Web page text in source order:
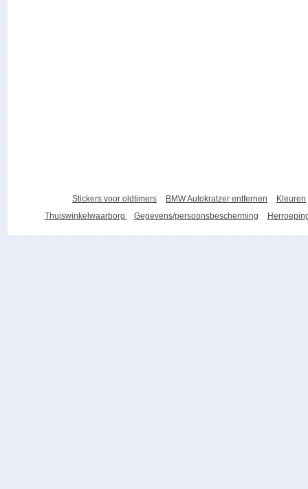
Stickers voor oldtimers BMW Autokratzer entfernen
Kleuren
Thuiswinkelwaarborg
Gegevens/persoonsbescherming